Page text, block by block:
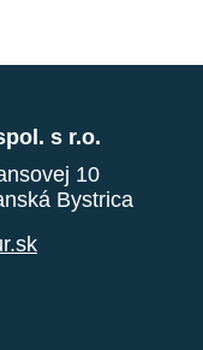
s r.o.
10
Bystrica